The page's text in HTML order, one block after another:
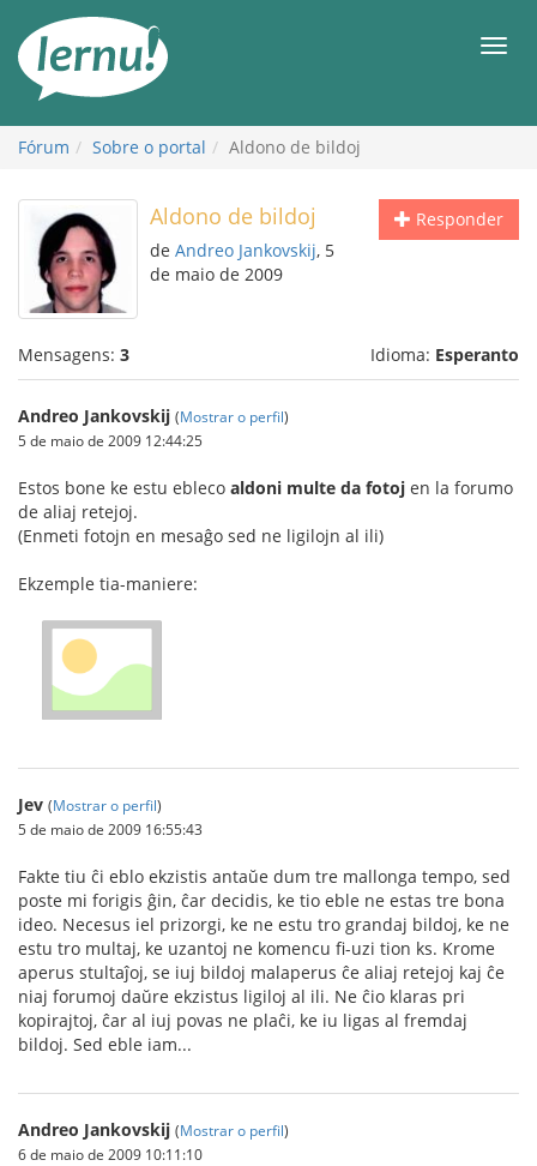
conteúdo
Fórum Sobre o portal Aldono de bildoj
Responder
Aldono de bildoj
de Andreo Jankovskij, 5
de maio de 2009
Mensagens: 3 Idioma: Esperanto
Andreo Jankovskij (Mostrar o perfil)
5 de maio de 2009 12:44:25
Estos bone ke estu ebleco aldoni multe da fotoj en la forumo
de aliaj retejoj.
(Enmeti fotojn en mesaĝo sed ne ligilojn al ili)
Ekzemple tia-maniere:
Jev (Mostrar o perfil)
5 de maio de 2009 16:55:43
Fakte tiu ĉi eblo ekzistis antaŭe dum tre mallonga tempo, sed
poste mi forigis ĝin, ĉar decidis, ke tio eble ne estas tre bona
ideo. Necesus iel prizorgi, ke ne estu tro grandaj bildoj, ke ne
estu tro multaj, ke uzantoj ne komencu fi-uzi tion ks. Krome
aperus stultaĵoj, se iuj bildoj malaperus ĉe aliaj retejoj kaj ĉe
niaj forumoj daŭre ekzistus ligiloj al ili. Ne ĉio klaras pri
kopirajtoj, ĉar al iuj povas ne plaĉi, ke iu ligas al fremdaj
bildoj. Sed eble iam...
Andreo Jankovskij (Mostrar o perfil)
6 de maio de 2009 10:11:10